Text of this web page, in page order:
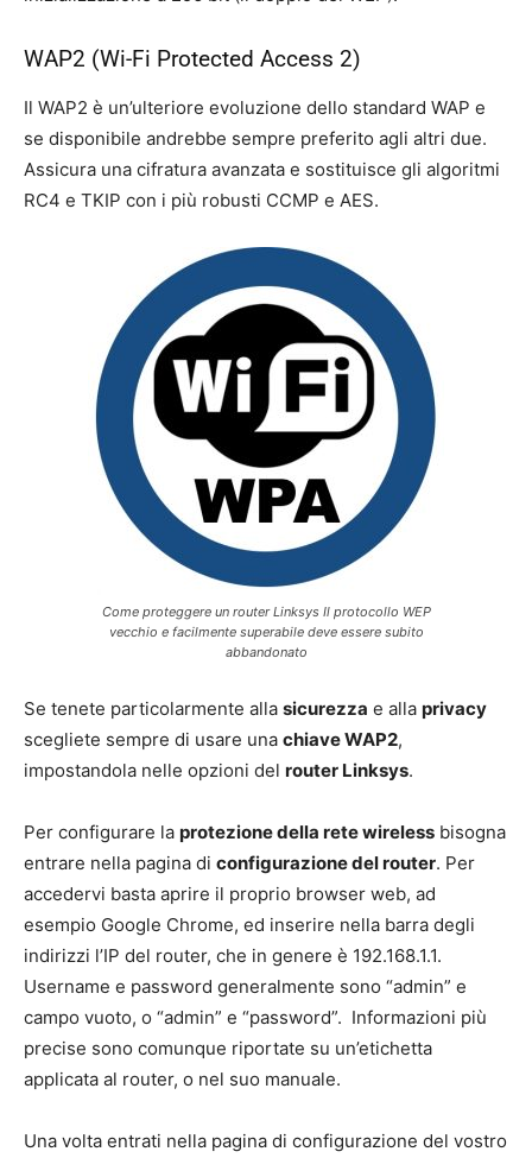
WAP2 (Wi-Fi Protected Access 2)
Il WAP2 è un’ulteriore evoluzione dello standard WAP e
se disponibile andrebbe sempre preferito agli altri due.
Assicura una cifratura avanzata e sostituisce gli algoritmi
RC4 e TKIP con i più robusti CCMP e AES.
Come proteggere un router Linksys Il protocollo WEP
vecchio e facilmente superabile deve essere subito
abbandonato
Se tenete particolarmente alla sicurezza e alla privacy
scegliete sempre di usare una chiave WAP2,
impostandola nelle opzioni del router Linksys.
Per configurare la protezione della rete wireless bisogna
entrare nella pagina di configurazione del router. Per
accedervi basta aprire il proprio browser web, ad
esempio Google Chrome, ed inserire nella barra degli
indirizzi l’IP del router, che in genere è 192.168.1.1.
Username e password generalmente sono “admin” e
campo vuoto, o “admin” e “password”. Informazioni più
precise sono comunque riportate su un’etichetta
applicata al router, o nel suo manuale.
Una volta entrati nella pagina di configurazione del vostro